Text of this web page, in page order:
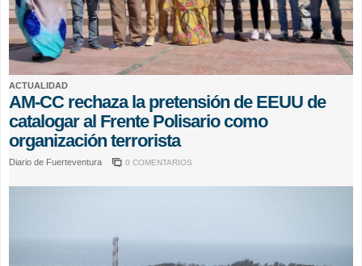
ACTUALIDAD
AM-CC rechaza la pretensión de EEUU de
catalogar al Frente Polisario como
organización terrorista
Diario de Fuerteventura 0 COMENTARIOS